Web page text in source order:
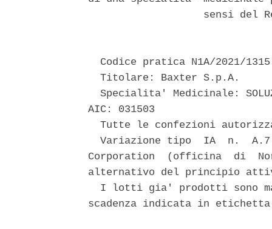
sensi del
Codice pratica N1A/2021/
  Titolare: Baxter S.p.A.
Specialita' Medicinale:
AIC: 031503
Tutte le confezioni
Variazione tipo  IA  n.
Corporation  (officina  di
alternativo del principio
I lotti gia' prodotti sono
scadenza indicata in